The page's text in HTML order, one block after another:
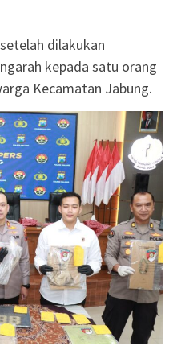
dilakukan
kepada satu orang
Kecamatan Jabung.